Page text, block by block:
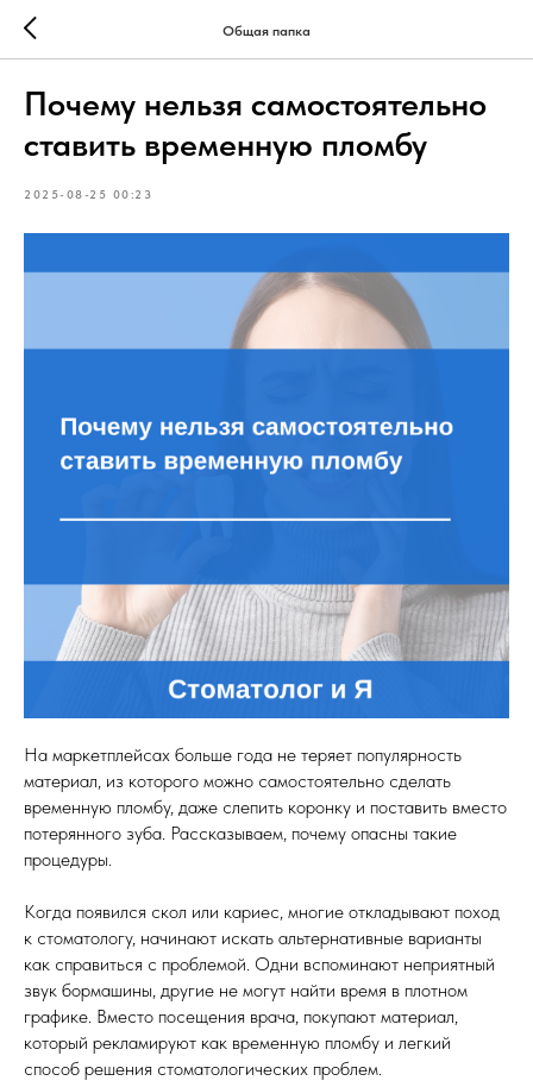
Общая папка
Почему нельзя самостоятельно
ставить временную пломбу
2025-08-25 00:23
На маркетплейсах больше года не теряет популярность
материал, из которого можно самостоятельно сделать
временную пломбу, даже слепить коронку и поставить вместо
потерянного зуба. Рассказываем, почему опасны такие
процедуры.
Когда появился скол или кариес, многие откладывают поход
к стоматологу, начинают искать альтернативные варианты
как справиться с проблемой. Одни вспоминают неприятный
звук бормашины, другие не могут найти время в плотном
графике. Вместо посещения врача, покупают материал,
который рекламируют как временную пломбу и легкий
способ решения стоматологических проблем.